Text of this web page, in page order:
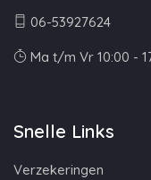
06-53927624
Ma t/m Vr 10:00 -
Snelle Links
Verzekeringen